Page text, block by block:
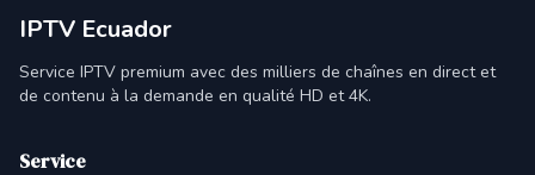
IPTV Ecuador
Service IPTV premium avec des milliers de chaînes en direct et
de contenu à la demande en qualité HD et 4K.
Service